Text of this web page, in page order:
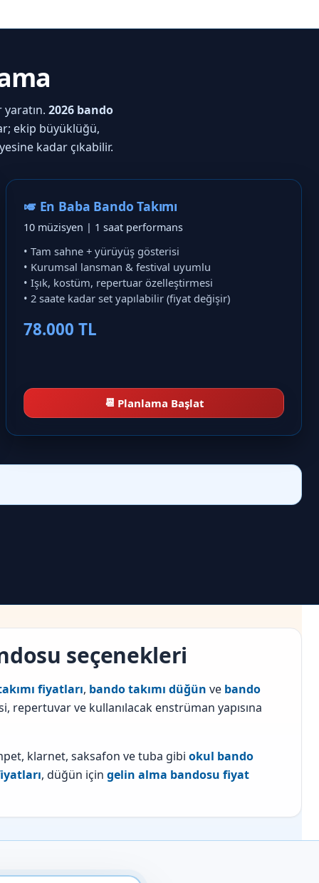
2026 bando
ekip büyüklüğü,
kadar çıkabilir.
🎺 En Baba Bando Takımı
10 müzisyen | 1 saat performans
• Tam sahne + yürüyüş gösterisi
• Kurumsal lansman & festival uyumlu
• Işık, kostüm, repertuar özelleştirmesi
• 2 saate kadar set yapılabilir (fiyat değişir)
78.000 TL
📆 Planlama Başlat
seçenekleri
fiyatları, bando takımı düğün ve bando
repertuvar ve kullanılacak enstrüman yapısına
klarnet, saksafon ve tuba gibi okul bando
, düğün için gelin alma bandosu fiyat